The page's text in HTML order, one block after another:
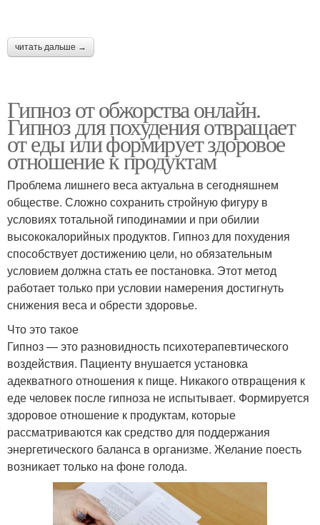
читать дальше →
Гипноз от обжорства онлайн.
Гипноз для похудения отвращает
от еды или формирует здоровое
отношение к продуктам
Проблема лишнего веса актуальна в сегодняшнем
обществе. Сложно сохранить стройную фигуру в
условиях тотальной гиподинамии и при обилии
высококалорийных продуктов. Гипноз для похудения
способствует достижению цели, но обязательным
условием должна стать ее постановка. Этот метод
работает только при условии намерения достигнуть
снижения веса и обрести здоровье.
Что это такое
Гипноз — это разновидность психотерапевтического
воздействия. Пациенту внушается установка
адекватного отношения к пище. Никакого отвращения к
еде человек после гипноза не испытывает. Формируется
здоровое отношение к продуктам, которые
рассматриваются как средство для поддержания
энергетического баланса в организме. Желание поесть
возникает только на фоне голода.